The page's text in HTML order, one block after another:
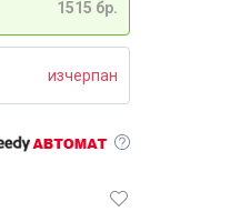
1515 бр.
изчерпан